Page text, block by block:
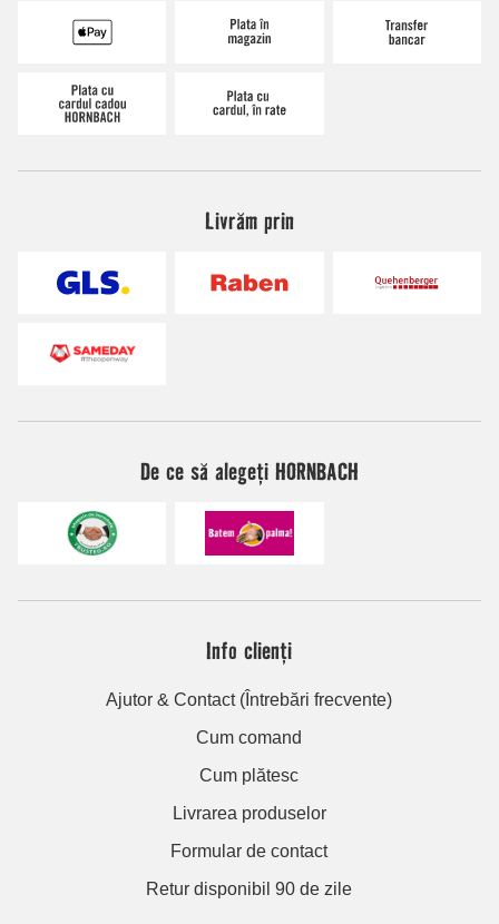
Livrăm prin
De ce să alegeți HORNBACH
Info clienți
Ajutor & Contact (Întrebări frecvente)
Cum comand
Cum plătesc
Livrarea produselor
Formular de contact
Retur disponibil 90 de zile